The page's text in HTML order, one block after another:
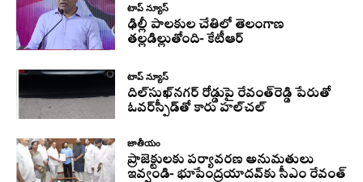
టాప్ న్యూస్
ఢిల్లీ పాలకుల చేతిలో తెలంగాణ
తల్లడిల్లుతోంది- కేటీఆర్
టాప్ న్యూస్
దిల్‌సుఖ్‌నగర్‌ రోడ్డుపై రేవంత్‌రెడ్డి పేరుతో
ఓవర్‌స్పీడ్‌తో కారు హల్‌చల్‌
జాతీయం
ప్రాజెక్టులకు పర్యావరణ అనుమతులు
ఇవ్వండి- భూపేంద్రయాదవ్‌కు సీఎం రేవంత్‌